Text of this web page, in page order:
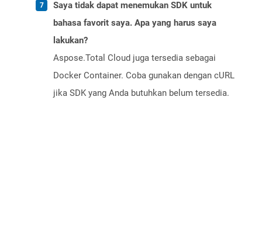
Saya tidak dapat menemukan SDK untuk
bahasa favorit saya. Apa yang harus saya
lakukan?
Aspose.Total Cloud juga tersedia sebagai
Docker Container. Coba gunakan dengan cURL
jika SDK yang Anda butuhkan belum tersedia.